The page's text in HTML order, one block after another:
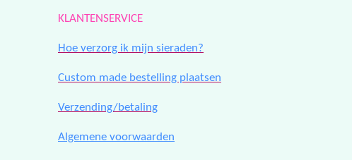
KLANTENSERVICE
Hoe verzorg ik mijn sieraden?
Custom made bestelling plaatsen
Verzending/betaling
Algemene voorwaarden